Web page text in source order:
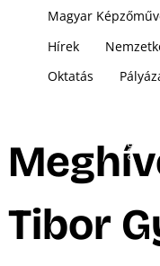
Magyar
Hírek
Oktatás
Tibor